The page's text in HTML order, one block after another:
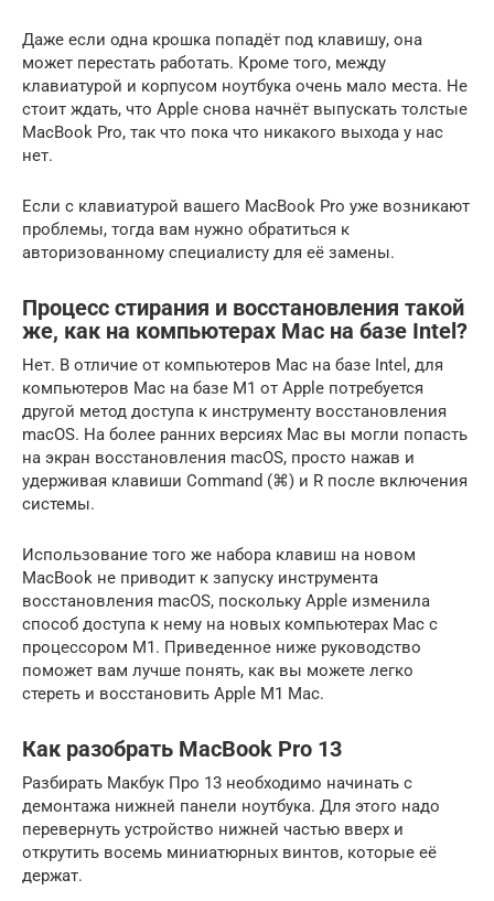
Даже если одна крошка попадёт под клавишу, она
может перестать работать. Кроме того, между
клавиатурой и корпусом ноутбука очень мало места. Не
стоит ждать, что Apple снова начнёт выпускать толстые
MacBook Pro, так что пока что никакого выхода у нас
нет.
Если с клавиатурой вашего MacBook Pro уже возникают
проблемы, тогда вам нужно обратиться к
авторизованному специалисту для её замены.
Процесс стирания и восстановления такой
же, как на компьютерах Mac на базе Intel?
Нет. В отличие от компьютеров Mac на базе Intel, для
компьютеров Mac на базе M1 от Apple потребуется
другой метод доступа к инструменту восстановления
macOS. На более ранних версиях Mac вы могли попасть
на экран восстановления macOS, просто нажав и
удерживая клавиши Command (⌘) и R после включения
системы.
Использование того же набора клавиш на новом
MacBook не приводит к запуску инструмента
восстановления macOS, поскольку Apple изменила
способ доступа к нему на новых компьютерах Mac с
процессором M1. Приведенное ниже руководство
поможет вам лучше понять, как вы можете легко
стереть и восстановить Apple M1 Mac.
Как разобрать MacBook Pro 13
Разбирать Макбук Про 13 необходимо начинать с
демонтажа нижней панели ноутбука. Для этого надо
перевернуть устройство нижней частью вверх и
открутить восемь миниатюрных винтов, которые её
держат.